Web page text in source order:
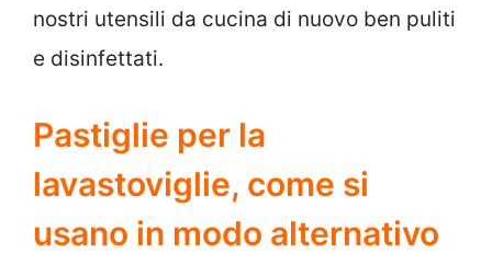
nostri utensili da cucina di nuovo ben puliti
e disinfettati.
Pastiglie per la
lavastoviglie, come si
usano in modo alternativo